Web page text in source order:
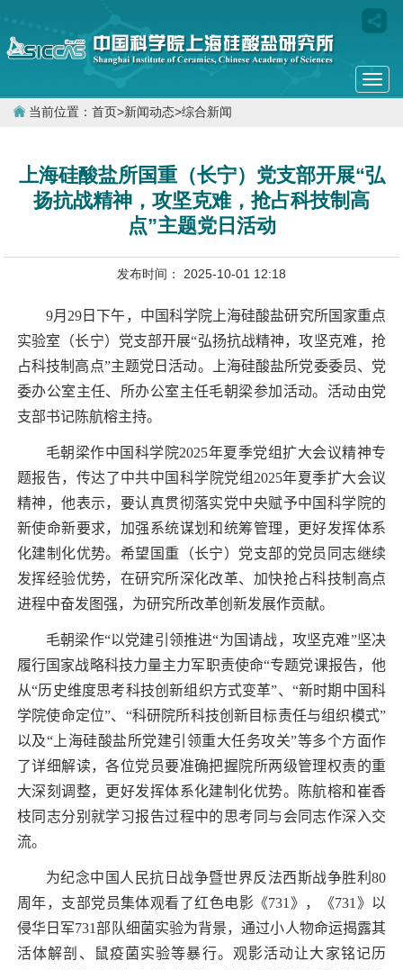
当前位置： 首页>新闻动态>综合新闻
上海硅酸盐所国重（长宁）党支部开展“弘
扬抗战精神，攻坚克难，抢占科技制高
点”主题党日活动
发布时间： 2025-10-01 12:18
9月 29 日下午，中国科学院上海硅酸盐研究所国家重点
实验室（长宁）党支部开展“弘扬抗战精神，攻坚克难，抢
占科技制高点”主题党日活动。上海硅酸盐所党委委员、党
委办公室主任、所办公室主任毛朝梁参加活动。活动由党
支部书记陈航榕主持。
毛朝梁作中国科学院2025年夏季党组扩大会议精神专
题报告，传达了中共中国科学院党组 2025年夏季扩大会议
精神，他表示，要认真贯彻落实党中央赋予中国科学院的
新使命新要求，加强系统谋划和统筹管理，更好发挥体系
化建制化优势。希望国重（长宁）党支部的党员同志继续
发挥经验优势，在研究所深化改革、加快抢占科技制高点
进程中奋发图强，为研究所改革创新发展作贡献。
毛朝梁作“以党建引领推进“为国请战，攻坚克难”坚决
履行国家战略科技力量主力军职责使命“专题党课报告，他
从“历史维度思考科技创新组织方式变革”、“新时期中国科
学院使命定位”、“科研院所科技创新目标责任与组织模式”
以及“上海硅酸盐所党建引领重大任务攻关”等多个方面作
了详细解读，各位党员要准确把握院所两级管理权责的重
大深刻调整，更好发挥体系化建制化优势。陈航榕和崔香
枝同志分别就学习报告过程中的思考同与会同志作深入交
流。
为纪念中国人民抗日战争暨世界反法西斯战争胜利 80
周年，支部党员集体观看了红色电影《731 》，《731 》以
侵华日军731部队细菌实验为背景，通过小人物命运揭露其
活体解剖、鼠疫菌实验等暴行。观影活动让大家铭记历